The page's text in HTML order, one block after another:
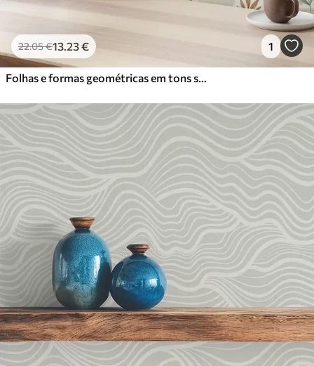
22.05€13.23€ 1
Folhas e formas geométricas em tons suaves e quentes